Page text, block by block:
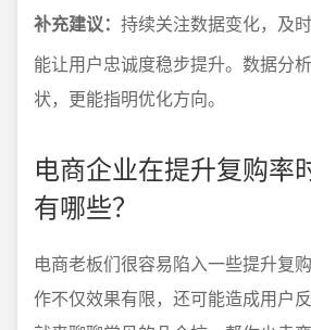
补充建议： 持续关注数据变化，及
能让用户忠诚度稳步提升。数据分
状，更能指明优化方向。
电商企业在提升复购率
有哪些？
电商老板们很容易陷入一些提升复
作不仅效果有限，还可能造成用户